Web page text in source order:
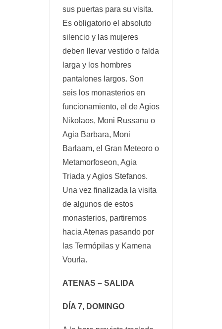
sus puertas para su visita.
Es obligatorio el absoluto
silencio y las mujeres
deben llevar vestido o falda
larga y los hombres
pantalones largos. Son
seis los monasterios en
funcionamiento, el de Agios
Nikolaos, Moni Russanu o
Agia Barbara, Moni
Barlaam, el Gran Meteoro o
Metamorfoseon, Agia
Triada y Agios Stefanos.
Una vez finalizada la visita
de algunos de estos
monasterios, partiremos
hacia Atenas pasando por
las Termópilas y Kamena
Vourla.
ATENAS – SALIDA
DÍA 7, DOMINGO